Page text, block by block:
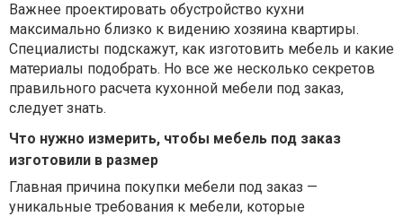
Важнее проектировать обустройство кухни
максимально близко к видению хозяина квартиры.
Специалисты подскажут, как изготовить мебель и какие
материалы подобрать. Но все же несколько секретов
правильного расчета кухонной мебели под заказ,
следует знать.
Что нужно измерить, чтобы мебель под заказ
изготовили в размер
Главная причина покупки мебели под заказ —
уникальные требования к мебели, которые